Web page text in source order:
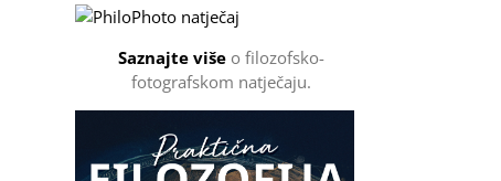
Saznajte višeo filozofsko-
fotografskom natječaju.